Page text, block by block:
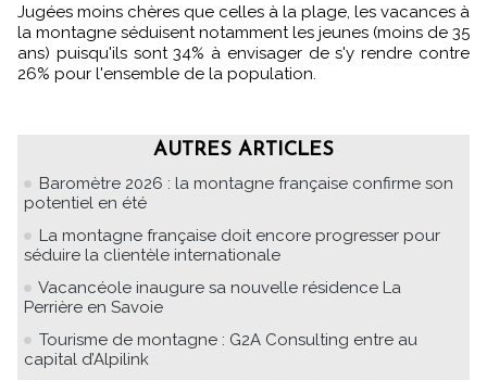
Jugées moins chères que celles à la plage, les vacances à
la montagne séduisent notamment les jeunes (moins de 35
ans) puisqu'ils sont 34% à envisager de s'y rendre contre
26% pour l'ensemble de la population.
AUTRES ARTICLES
Baromètre 2026 : la montagne française confirme son
potentiel en été
La montagne française doit encore progresser pour
séduire la clientèle internationale
Vacancéole inaugure sa nouvelle résidence La
Perrière en Savoie
Tourisme de montagne : G2A Consulting entre au
capital d’Alpilink